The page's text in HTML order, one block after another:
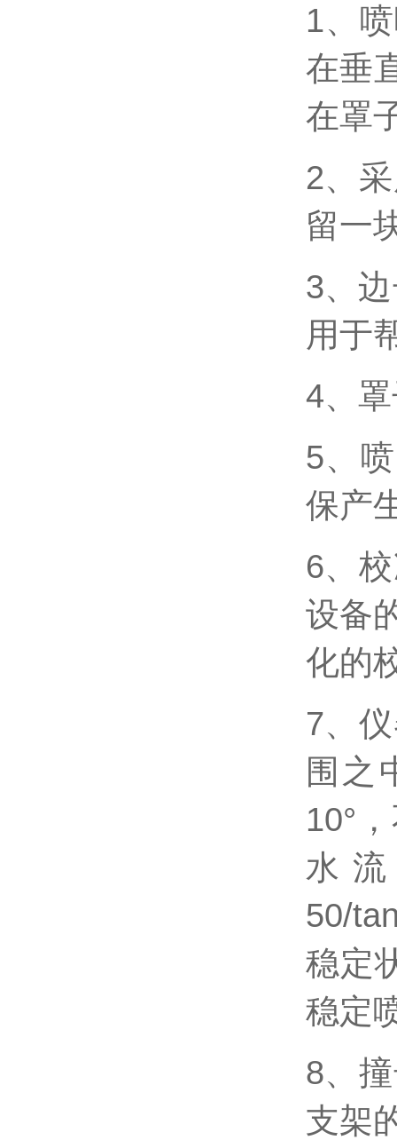
1、
在垂
在罩
2、
留一
3、
用于
4、
5、
保产
6、
设备
化的
7、
围之
10°
水
50/
稳定
稳定
8、
支架